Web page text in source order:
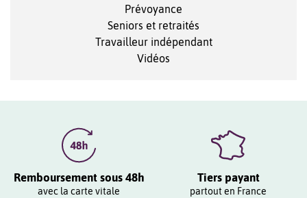
Prévoyance
Seniors et retraités
Travailleur indépendant
Vidéos
Remboursement sous 48h
avec la carte vitale
Tiers payant
partout en France